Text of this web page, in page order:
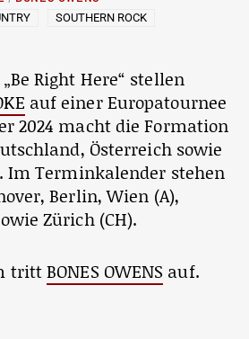
SOUTHERN ROCK
Right Here“ stellen
auf einer Europatournee
2024 macht die Formation
Österreich sowie
Im Terminkalender stehen
Berlin, Wien (A),
Zürich (CH).
trittBONES OWENS auf.